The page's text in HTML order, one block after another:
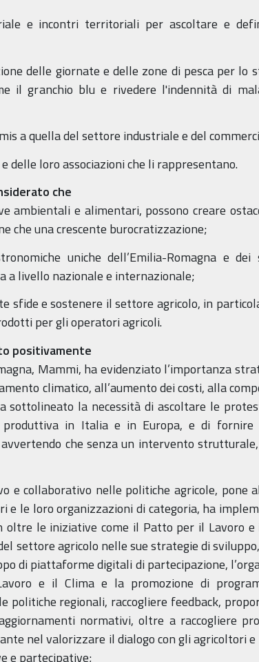
e incontri territoriali per ascoltare e
delle giornate e delle zone di pesca per lo
il granchio blu e rivedere l'indennità di
a quella del settore industriale e del
delle loro associazioni che li rappresentano.
che
ambientali e alimentari, possono creare
che una crescente burocratizzazione;
uniche dell’Emilia-Romagna e
a livello nazionale e internazionale;
sfide e sostenere il settore agricolo, in
per gli operatori agricoli.
positivamente
Mammi, ha evidenziato l’importanza
climatico, all’aumento dei costi, alla
la necessità di ascoltare le
produttiva in Italia e in Europa, e di fornire
che senza un intervento
e collaborativo nelle politiche agricole, pone
e le loro organizzazioni di categoria, ha
le iniziative come il Patto per il Lavoro e
settore agricolo nelle sue strategie di
di piattaforme digitali di partecipazione,
e il Clima e la promozione di
regionali, raccogliere feedback,
normativi, oltre a raccogliere
nel valorizzare il dialogo con gli agricoltori
e partecipative;